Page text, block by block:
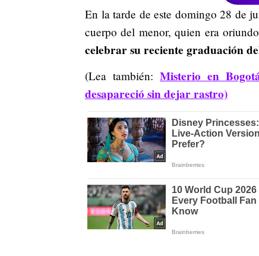
En la tarde de este domingo 28 de
cuerpo del menor, quien era
celebrar su reciente graduación
(Lea también:Misterio en
desapareció sin dejar rastro)